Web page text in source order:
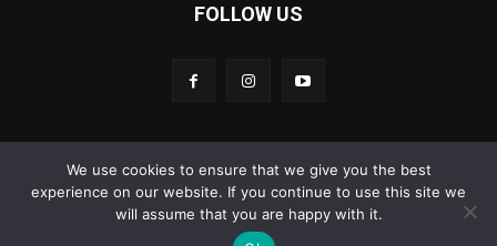
FOLLOW US
Carswaii © Copyright All right reserved
Review&Test
We use cookies to ensure that we give you the best
experience on our website. If you continue to use this site we
will assume that you are happy with it.